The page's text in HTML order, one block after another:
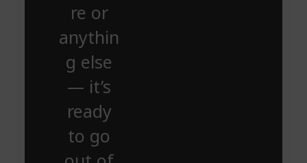
re or
anythin
g else
— it’s
ready
to go